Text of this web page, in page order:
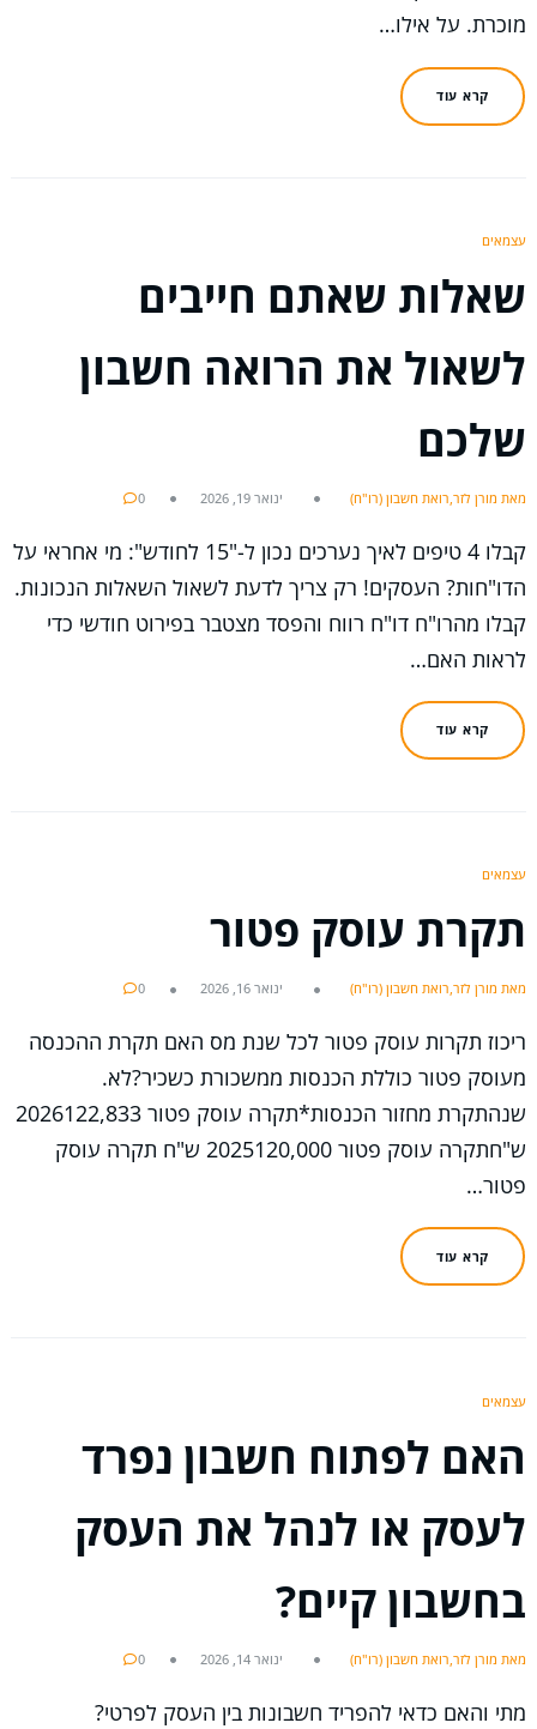
מוכרת. על אילו…
קרא עוד
עצמאים
שאלות שאתם חייבים
לשאול את הרואה חשבון
שלכם
מאת מורן לזר,רואת חשבון (רו"ח) ינואר 19, 2026 0
קבלו 4 טיפים לאיך נערכים נכון ל-"15 לחודש": מי אחראי על
הדו"חות? העסקים! רק צריך לדעת לשאול השאלות הנכונות.
קבלו מהרו"ח דו"ח רווח והפסד מצטבר בפירוט חודשי כדי
לראות האם…
קרא עוד
עצמאים
תקרת עוסק פטור
מאת מורן לזר,רואת חשבון (רו"ח) ינואר 16, 2026 0
ריכוז תקרות עוסק פטור לכל שנת מס האם תקרת ההכנסה
מעוסק פטור כוללת הכנסות ממשכורת כשכיר?לא.
שנהתקרת מחזור הכנסות*תקרה עוסק פטור 2026122,833
ש"חתקרה עוסק פטור 2025120,000 ש"ח תקרה עוסק
פטור…
קרא עוד
עצמאים
האם לפתוח חשבון נפרד
לעסק או לנהל את העסק
בחשבון קיים?
מאת מורן לזר,רואת חשבון (רו"ח) ינואר 14, 2026 0
מתי והאם כדאי להפריד חשבונות בין העסק לפרטי?